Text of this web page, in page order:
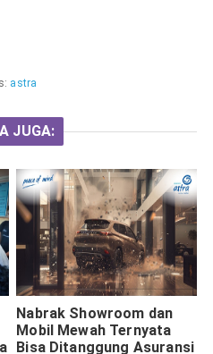
astra
JUGA:
Nabrak Showroom dan
Mobil Mewah Ternyata
Bisa Ditanggung Asuransi